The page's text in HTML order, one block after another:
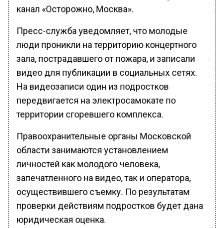
канал «Осторожно, Москва».
Пресс-служба уведомляет, что молодые
люди проникли на территорию концертного
зала, пострадавшего от пожара, и записали
видео для публикации в социальных сетях.
На видеозаписи один из подростков
передвигается на электросамокате по
территории сгоревшего комплекса.
Правоохранительные органы Московской
области занимаются установлением
личностей как молодого человека,
запечатленного на видео, так и оператора,
осуществившего съемку. По результатам
проверки действиям подростков будет дана
юридическая оценка.